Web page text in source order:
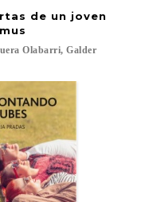
de un joven
Olabarri, Galder